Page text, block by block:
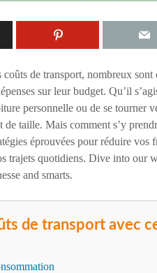
coûts de transport, nombreux sont
sur leur budget. Qu’il
personnelle ou de se tourner
de taille. Mais comment s’y
éprouvées pour réduire vos
trajets quotidiens. Dive into our
and smarts.
de transport avec